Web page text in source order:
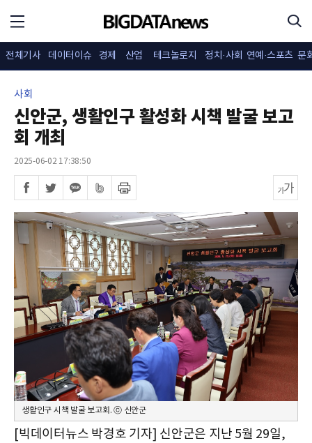
전체기사 데이터이슈 경제 산업 테크놀로지 정치·사회 연예·스포츠 문
사회
신안군, 생활인구 활성화 시책 발굴 보고
회 개최
2025-06-02 17:38:50
생활인구 시책 발굴 보고회. ⓒ 신안군
[빅데이터뉴스 박경호 기자] 신안군은 지난 5월 29일,